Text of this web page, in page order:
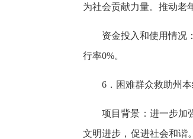
为社会贡献力量。推动老
资金投入和使用情况
行率0%。
6．困难群众救助州
项目背景：进一步加
文明进步，促进社会和谐